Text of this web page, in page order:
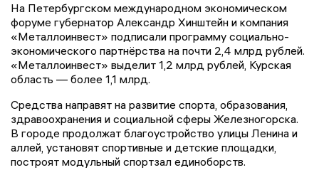
На Петербургском международном экономическом
форуме губернатор Александр Хинштейн и компания
«Металлоинвест» подписали программу социально-
экономического партнёрства на почти 2,4 млрд рублей.
«Металлоинвест» выделит 1,2 млрд рублей, Курская
область — более 1,1 млрд.
Средства направят на развитие спорта, образования,
здравоохранения и социальной сферы Железногорска.
В городе продолжат благоустройство улицы Ленина и
аллей, установят спортивные и детские площадки,
построят модульный спортзал единоборств.